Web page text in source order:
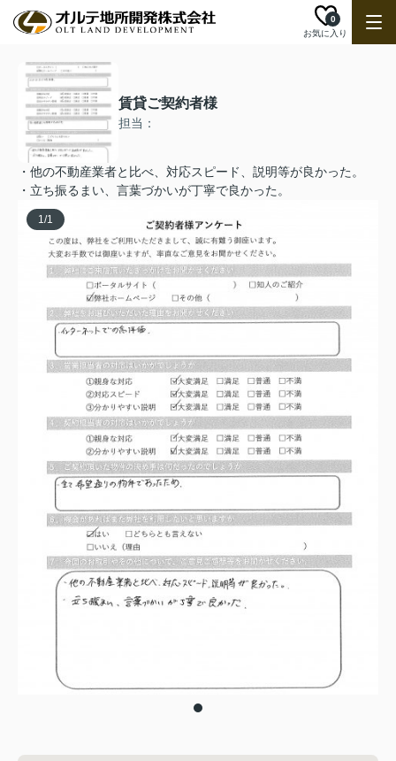
お気に入り
0
賃貸ご契約者様
担当：
・他の不動産業者と比べ、対応スピード、説明等が良かった。
・立ち振るまい、言葉づかいが丁寧で良かった。
1/1